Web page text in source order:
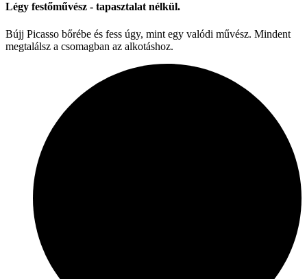
Légy festőművész - tapasztalat nélkül.
Bújj Picasso bőrébe és fess úgy, mint egy valódi művész. Mindent
megtalálsz a csomagban az alkotáshoz.